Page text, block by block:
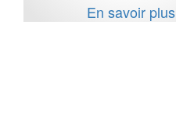
En savoir plus